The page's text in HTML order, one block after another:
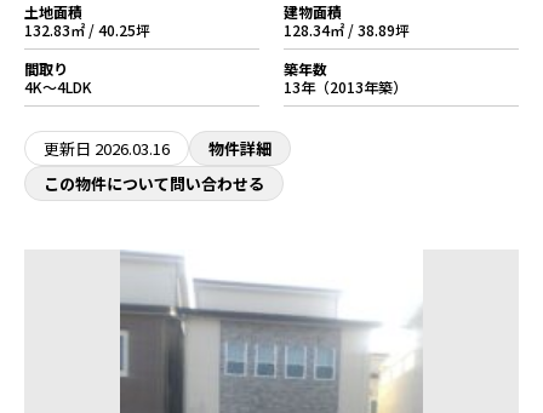
土地面積
132.83㎡ / 40.25坪
建物面積
128.34㎡ / 38.89坪
間取り
4K～4LDK
築年数
13年（2013年築）
更新日 2026.03.16
物件詳細
この物件について問い合わせる